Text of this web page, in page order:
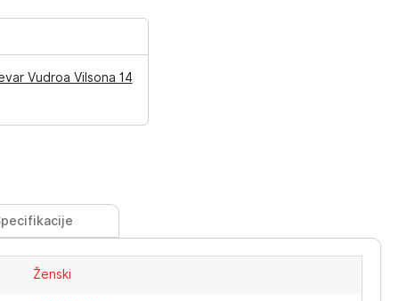
Vudroa Vilsona 14
Ženski